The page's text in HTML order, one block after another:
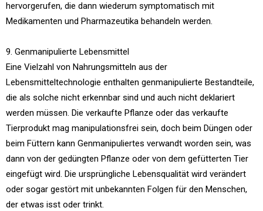
hervorgerufen, die dann wiederum symptomatisch mit
Medikamenten und Pharmazeutika behandeln werden.
9. Genmanipulierte Lebensmittel
Eine Vielzahl von Nahrungsmitteln aus der
Lebensmitteltechnologie enthalten genmanipulierte Bestandteile,
die als solche nicht erkennbar sind und auch nicht deklariert
werden müssen. Die verkaufte Pflanze oder das verkaufte
Tierprodukt mag manipulationsfrei sein, doch beim Düngen oder
beim Füttern kann Genmanipuliertes verwandt worden sein, was
dann von der gedüngten Pflanze oder von dem gefütterten Tier
eingefügt wird. Die ursprüngliche Lebensqualität wird verändert
oder sogar gestört mit unbekannten Folgen für den Menschen,
der etwas isst oder trinkt.